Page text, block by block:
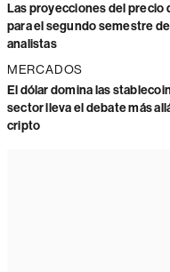
Las proyecciones del precio
para el segundo semestre
analistas
MERCADOS
El dólar domina las
sector lleva el debate más
cripto